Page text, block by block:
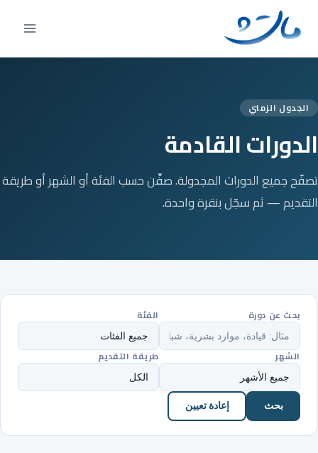
content
الجدول الزمني
الدورات القادمة
تصفّح جميع الدورات المجدولة. صفِّن حسب الفئة أو الشهر أو طريقة
التقديم — ثم سجّل بنقرة واحدة.
بحث عن دورة الفئة
الشهر طريقة التقديم
بحث إعادة تعيين